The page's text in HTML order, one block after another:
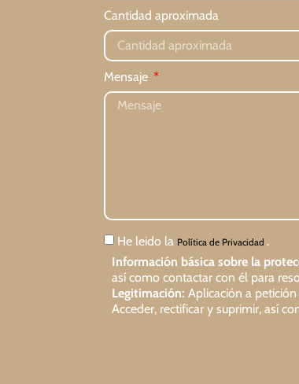
Cantidad aproximada
Mensaje
He leido la Política de Privacidad .
Información básica sobre la
así como contactar con él para
Legitimación: Aplicación a
Acceder, rectificar y suprimir, así